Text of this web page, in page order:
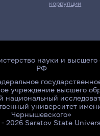
коррупции
науки и высшего
РФ
учреждение высшего
национальный
университет
Чернышевского»
- 2026 Saratov State